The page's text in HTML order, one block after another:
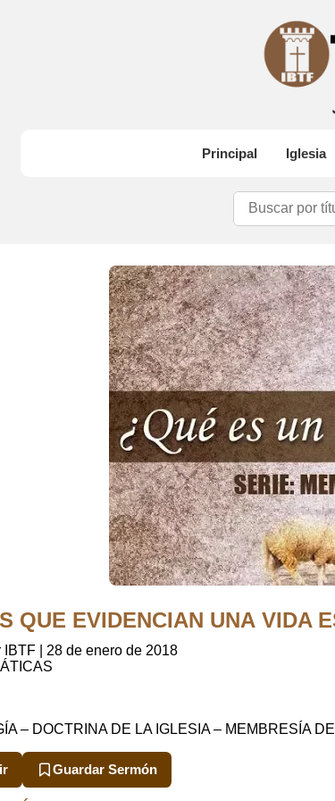
Principal Iglesia
QUE EVIDENCIAN UNA VIDA
IBTF
28 de enero de 2018
– DOCTRINA DE LA IGLESIA – MEMBRESÍA
Guardar Sermón